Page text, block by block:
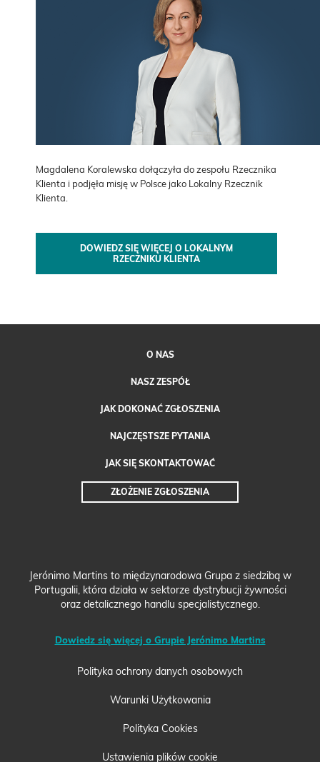
Magdalena Koralewska dołączyła do zespołu Rzecznika
Klienta i podjęła misję w Polsce jako Lokalny Rzecznik
Klienta.
DOWIEDZ SIĘ WIĘCEJ O LOKALNYM
RZECZNIKU KLIENTA
O NAS
NASZ ZESPÓŁ
JAK DOKONAĆ ZGŁOSZENIA
NAJCZĘSTSZE PYTANIA
JAK SIĘ SKONTAKTOWAĆ
ZŁOŻENIE ZGŁOSZENIA
Jerónimo Martins to międzynarodowa Grupa z siedzibą w
Portugalii, która działa w sektorze dystrybucji żywności
oraz detalicznego handlu specjalistycznego.
Dowiedz się więcej o Grupie Jerónimo Martins
Polityka ochrony danych osobowych
Warunki Użytkowania
Polityka Cookies
Ustawienia plików cookie